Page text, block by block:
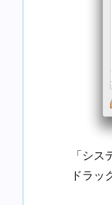
「シ
ドラッ